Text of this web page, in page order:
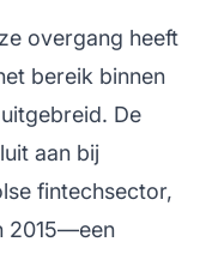
overgang heeft
bereik binnen
De
aan bij
fintechsector,
2015—een